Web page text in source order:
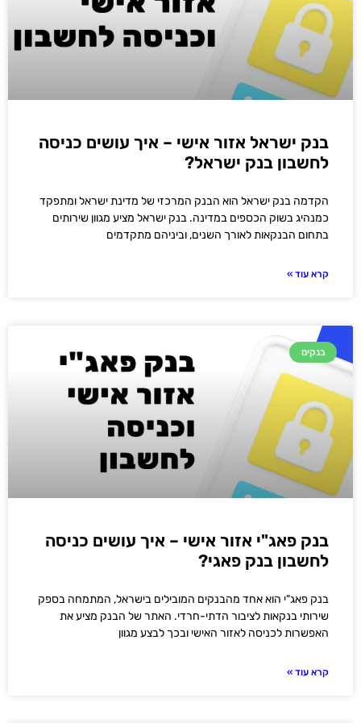
בנק ישראל אזור אישי – איך עושים כניסה
לחשבון בנק ישראל?
הקדמה בנק ישראל הוא הבנק המרכזי של מדינת ישראל ומתפקד
כמנהיג בשוק הכספים במדינה. בנק ישראל מציע מגוון שירותים
בתחום הבנקאות לאורך השנים, וביניהם מתקדמים
קרא עוד »
בנקים
בנק פאג"י אזור אישי – איך עושים כניסה
לחשבון בנק פאגי?
בנק פאג"י הוא אחד מהבנקים המובילים בישראל, המתמחה בספק
שירותי בנקאות לציבור הדתי-חרדי. האתר של הבנק מציע את
האפשרות לכניסה לאזור האישי ובכך לבצע מגוון
קרא עוד »